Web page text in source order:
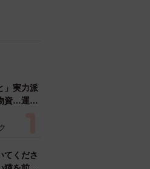
」実力派
資…運搬
わる」
てくださ